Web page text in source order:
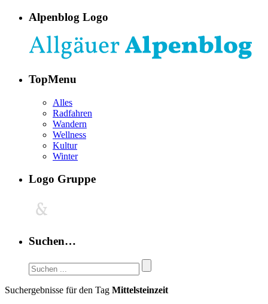
Alpenblog Logo
TopMenu
Alles
Radfahren
Wandern
Wellness
Kultur
Winter
Logo Gruppe
Suchen…
Suchergebnisse für den Tag Mittelsteinzeit